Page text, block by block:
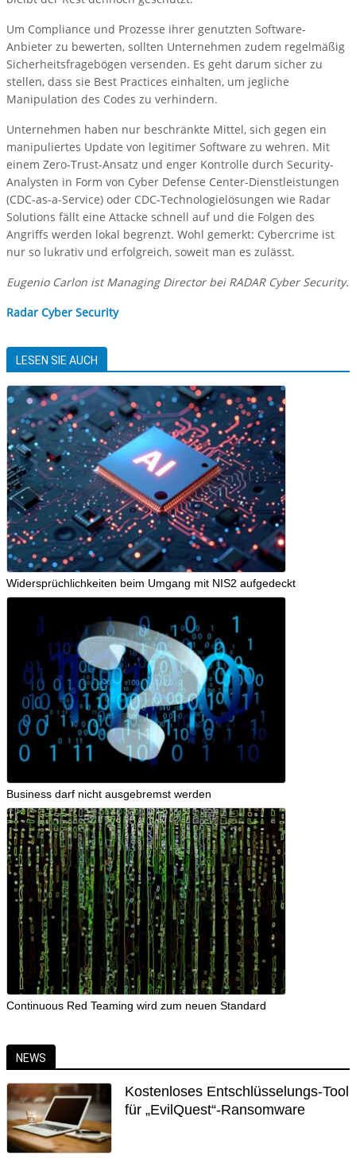
Um Compliance und Prozesse ihrer genutzten Software-
Anbieter zu bewerten, sollten Unternehmen zudem regelmäßig
Sicherheitsfragebögen versenden. Es geht darum sicher zu
stellen, dass sie Best Practices einhalten, um jegliche
Manipulation des Codes zu verhindern.
Unternehmen haben nur beschränkte Mittel, sich gegen ein
manipuliertes Update von legitimer Software zu wehren. Mit
einem Zero-Trust-Ansatz und enger Kontrolle durch Security-
Analysten in Form von Cyber Defense Center-Dienstleistungen
(CDC-as-a-Service) oder CDC-Technologielösungen wie Radar
Solutions fällt eine Attacke schnell auf und die Folgen des
Angriffs werden lokal begrenzt. Wohl gemerkt: Cybercrime ist
nur so lukrativ und erfolgreich, soweit man es zulässt.
Eugenio Carlon ist Managing Director bei RADAR Cyber Security.
Radar Cyber Security
LESEN SIE AUCH
Widersprüchlichkeiten beim Umgang mit NIS2 aufgedeckt
Business darf nicht ausgebremst werden
Continuous Red Teaming wird zum neuen Standard
NEWS
Kostenloses Entschlüsselungs-Tool
für „EvilQuest“-Ransomware